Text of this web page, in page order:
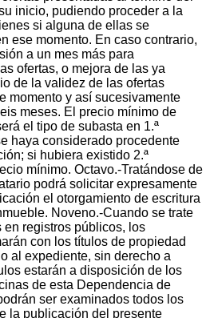
inicio, pudiendo proceder a la
si alguna de ellas se
ese momento. En caso contrario,
a un mes más para
ofertas, o mejora de las ya
de la validez de las ofertas
momento y así sucesivamente
meses. El precio mínimo de
el tipo de subasta en 1.ª
haya considerado procedente
si hubiera existido 2.ª
mínimo. Octavo.-Tratándose de
podrá solicitar expresamente
el otorgamiento de escritura
Noveno.-Cuando se trate
registros públicos, los
con los títulos de propiedad
al expediente, sin derecho a
estarán a disposición de los
de esta Dependencia de
ser examinados todos los
la publicación del presente